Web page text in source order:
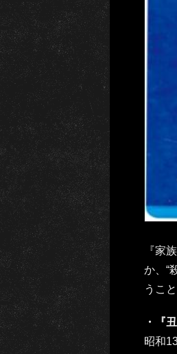
『家
か、“
うこと
・『
昭和